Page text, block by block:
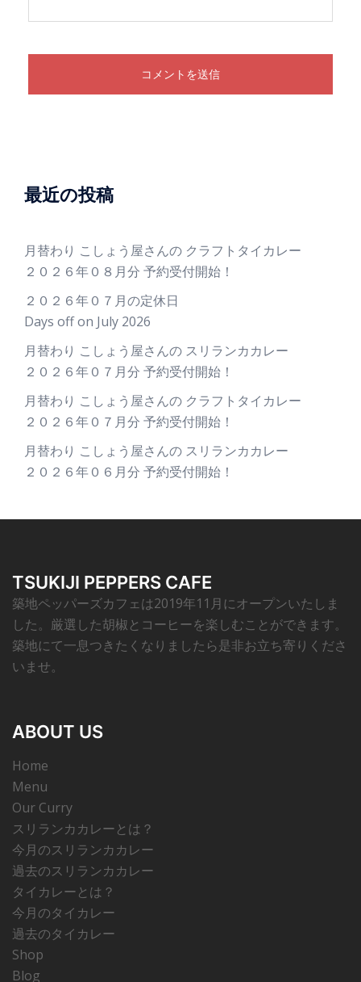
最近の投稿
月替わり こしょう屋さんの クラフトタイカレー
２０２６年０８月分 予約受付開始！
２０２６年０７月の定休日
Days off on July 2026
月替わり こしょう屋さんの スリランカカレー
２０２６年０７月分 予約受付開始！
月替わり こしょう屋さんの クラフトタイカレー
２０２６年０７月分 予約受付開始！
月替わり こしょう屋さんの スリランカカレー
２０２６年０６月分 予約受付開始！
TSUKIJI PEPPERS CAFE
築地ペッパーズカフェは2019年11月にオープンいたしま
した。厳選した胡椒とコーヒーを楽しむことができます。
築地にて一息つきたくなりましたら是非お立ち寄りくださ
いませ。
ABOUT US
Home
Menu
Our Curry
スリランカカレーとは？
今月のスリランカカレー
過去のスリランカカレー
タイカレーとは？
今月のタイカレー
過去のタイカレー
Shop
Blog